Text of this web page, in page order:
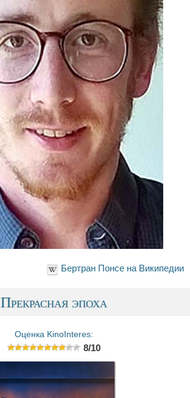
Бертран Понсе на Википедии
Прекрасная эпоха
Оценка KinoInteres:
8/10